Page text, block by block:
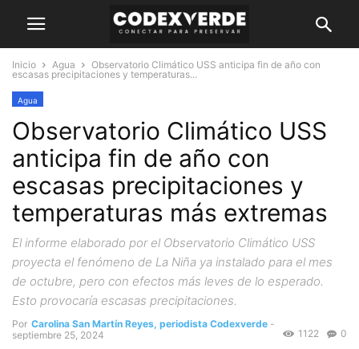
Inicio Agua
Observatorio Climático USS anticipa fin de año con
escasas precipitaciones y temperaturas...
Agua
Observatorio Climático USS
anticipa fin de año con
escasas precipitaciones y
temperaturas más extremas
El informe elaborado por el Observatorio Climático USS
proyecta el fenómeno de La Niña ya instalado para el mes
de octubre, pero con efectos más leves de lo esperado.
Esto provocaría escasas precipitaciones.
Por Carolina San Martín Reyes, periodista Codexverde -
septiembre 25, 2024
0
1122